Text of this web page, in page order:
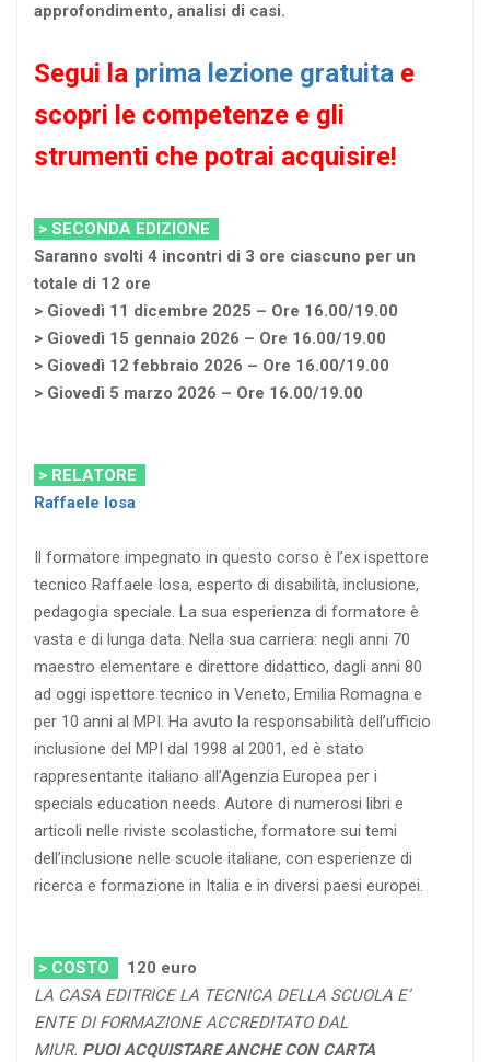
approfondimento, analisi di casi.
Segui la prima lezione gratuita e
scopri le competenze e gli
strumenti che potrai acquisire!
> SECONDA EDIZIONE
Saranno svolti 4 incontri di 3 ore ciascuno per un
totale di 12 ore
> Giovedì 11 dicembre 2025 – Ore 16.00/19.00
> Giovedì 15 gennaio 2026 – Ore 16.00/19.00
> Giovedì 12 febbraio 2026 – Ore 16.00/19.00
> Giovedì 5 marzo 2026 – Ore 16.00/19.00
> RELATORE
Raffaele Iosa
Il formatore impegnato in questo corso è l’ex ispettore
tecnico Raffaele Iosa, esperto di disabilità, inclusione,
pedagogia speciale. La sua esperienza di formatore è
vasta e di lunga data. Nella sua carriera: negli anni 70
maestro elementare e direttore didattico, dagli anni 80
ad oggi ispettore tecnico in Veneto, Emilia Romagna e
per 10 anni al MPI. Ha avuto la responsabilità dell’ufficio
inclusione del MPI dal 1998 al 2001, ed è stato
rappresentante italiano all’Agenzia Europea per i
specials education needs. Autore di numerosi libri e
articoli nelle riviste scolastiche, formatore sui temi
dell’inclusione nelle scuole italiane, con esperienze di
ricerca e formazione in Italia e in diversi paesi europei.
> COSTO 120 euro
LA CASA EDITRICE LA TECNICA DELLA SCUOLA E’
ENTE DI FORMAZIONE ACCREDITATO DAL
MIUR. PUOI ACQUISTARE ANCHE CON CARTA